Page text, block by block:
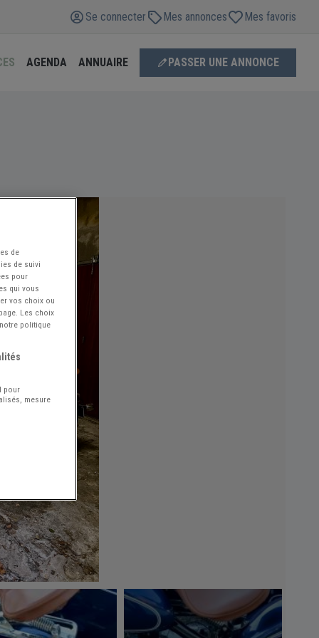
Se connecter Mes annonces Mes favoris
AGENDA ANNUAIRE PASSER UNE ANNONCE
de
de suivi
pour
qui vous
vos choix ou
Les choix
politique
pour
mesure